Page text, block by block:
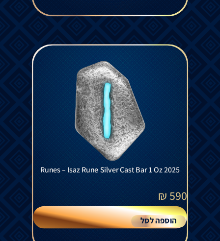
Runes – Isaz Rune Silver Cast Bar 1 Oz 2025
590
₪
הוספה לסל